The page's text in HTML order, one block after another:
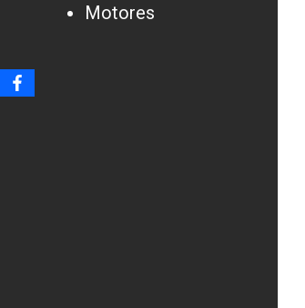
Motores